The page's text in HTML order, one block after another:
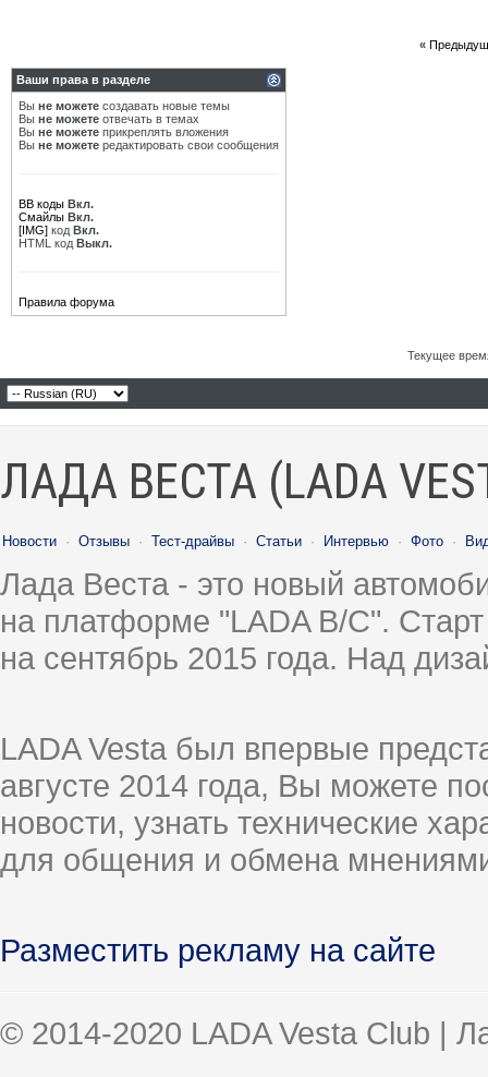
«
Ваши права в разделе
Вы не можете создавать новые темы
Вы не можете отвечать в темах
Вы не можете прикреплять вложения
Вы не можете редактировать свои сообщения
BB коды Вкл.
Смайлы Вкл.
[IMG] код Вкл.
HTML код Выкл.
Правила форума
Текущее
ЛАДА ВЕСТА (LADA
Новости · Отзывы · Тест-драйвы · Статьи · Интервью · Фото ·
Лада Веста - это новый
на платформе "LADA B/C".
на сентябрь 2015 года. Над
LADA Vesta был впервые
августе 2014 года, Вы можете
новости, узнать технические
для общения и обмена
Разместить рекламу на сайте
© 2014-2020 LADA Vesta Club |